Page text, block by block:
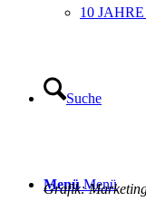
10
Suche
Menü Menü
Grafik: